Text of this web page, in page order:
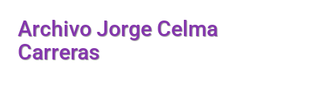
Archivo Jorge Celma
Carreras